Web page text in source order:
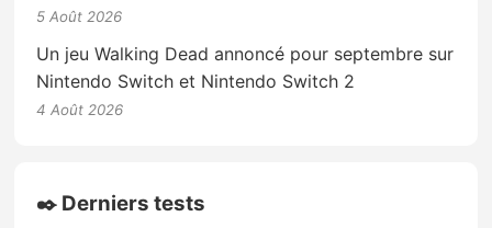
5 Août 2026
Un jeu Walking Dead annoncé pour septembre sur
Nintendo Switch et Nintendo Switch 2
4 Août 2026
✒️ Derniers tests